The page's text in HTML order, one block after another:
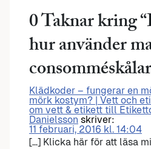
0 Taknar kring “
hur använder
Klädkoder – fungerar en
mörk kostym? | Vett och
om vett & etikett till
Danielsson skriver:
11 februari, 2016 kl. 14:04
[…] Klicka här för att läsa